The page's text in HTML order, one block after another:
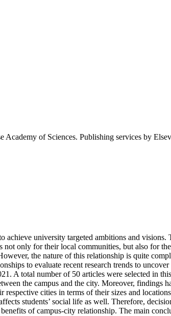
of Sciences. Publishing services by
achieve university targeted ambitions and
not only for their local communities, but also for
the nature of this relationship is quite
to evaluate recent research trends to
A total number of 50 articles were selected in
the campus and the city. Moreover, findings
cities in terms of their sizes and
students’ social life as well. Therefore,
of campus-city relationship. The main